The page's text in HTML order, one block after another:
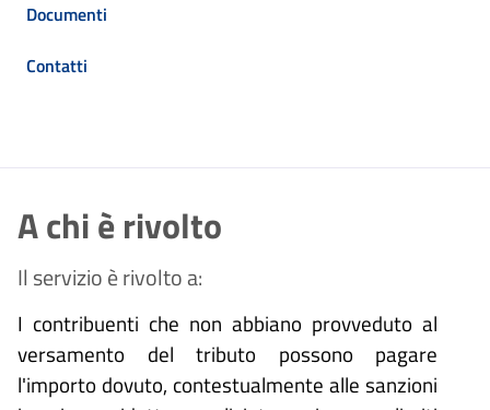
Documenti
Contatti
A chi è rivolto
Il servizio è rivolto a:
I contribuenti che non abbiano provveduto al
versamento del tributo possono pagare
l'importo dovuto, contestualmente alle sanzioni